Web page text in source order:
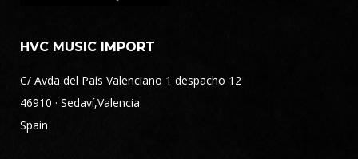
HVC MUSIC IMPORT
C/ Avda del País Valenciano 1 despacho 12
46910 · Sedaví,Valencia
Spain